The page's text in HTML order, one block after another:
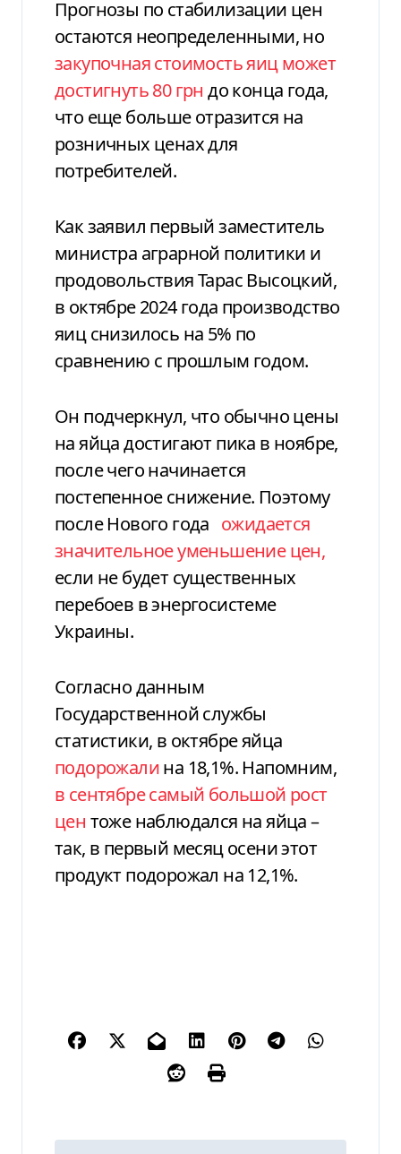
Прогнозы по стабилизации цен
остаются неопределенными, но
закупочная стоимость яиц может
достигнуть 80 грн до конца года,
что еще больше отразится на
розничных ценах для
потребителей.
Как заявил первый заместитель
министра аграрной политики и
продовольствия Тарас Высоцкий,
в октябре 2024 года производство
яиц снизилось на 5% по
сравнению с прошлым годом.
Он подчеркнул, что обычно цены
на яйца достигают пика в ноябре,
после чего начинается
постепенное снижение. Поэтому
после Нового года ожидается
значительное уменьшение цен,
если не будет существенных
перебоев в энергосистеме
Украины.
Согласно данным
Государственной службы
статистики, в октябре яйца
подорожалина 18,1%. Напомним,
в сентябре самый большой рост
цен тоже наблюдался на яйца –
так, в первый месяц осени этот
продукт подорожал на 12,1%.